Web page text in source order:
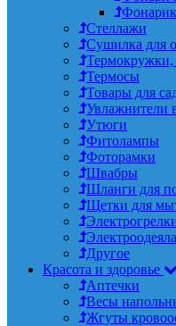
Стеллажи
Сушилка для
Термосы
Товары для
Увлажнители
Утюги
Фитолампы
Фоторамки
Швабры
Шланги для
Щетки для
Электроодеяла
Другое
Красота и здоровье
Аптечки
Весы
Жгуты